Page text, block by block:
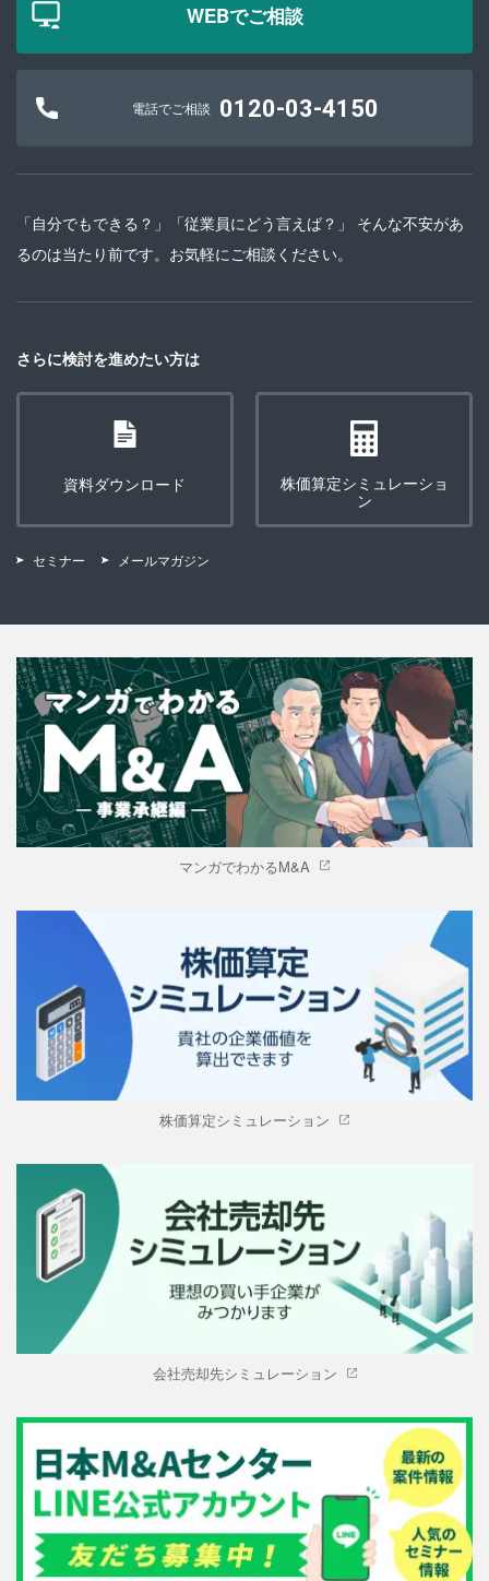
WEBでご相談
電話でご相談 0120-03-4150
「自分でもできる？」「従業員にどう言えば？」 そんな不安があ
るのは当たり前です。お気軽にご相談ください。
さらに検討を進めたい方は
資料ダウンロード
株価算定シミュレーショ
ン
セミナー メールマガジン
マンガでわかるM&A
株価算定シミュレーション
会社売却先シミュレーション